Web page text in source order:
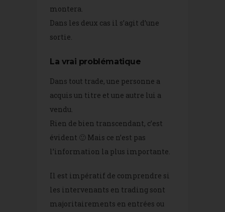
montera.
Dans les deux cas il s’agit d’une
sortie.
La vrai problématique
Dans tout trade, une personne a
acquis un titre et une autre lui a
vendu.
Rien de bien transcendant, c’est
évident 🙂 Mais ce n’est pas
l’information la plus importante.
Il est impératif de comprendre si
les intervenants en trading sont
majoritairements en entrées ou